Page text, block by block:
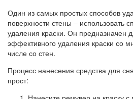
Один из самых простых способов
поверхности стены – использовать
удаления краски. Он предназначен
эффективного удаления краски со
числе со стен.
Процесс нанесения средства для
прост: